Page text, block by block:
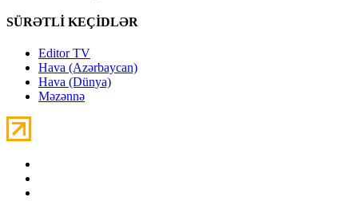
SÜRƏTLİ KEÇİDLƏR
Editor TV
Hava (Azərbaycan)
Hava (Dünya)
Məzənnə